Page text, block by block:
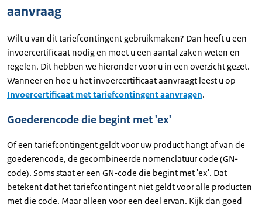
aanvraag
Wilt u van dit tariefcontingent gebruikmaken? Dan heeft u een
invoercertificaat nodig en moet u een aantal zaken weten en
regelen. Dit hebben we hieronder voor u in een overzicht gezet.
Wanneer en hoe u het invoercertificaat aanvraagt leest u op
Invoercertificaat met tariefcontingent aanvragen.
Goederencode die begint met 'ex'
Of een tariefcontingent geldt voor uw product hangt af van de
goederencode, de gecombineerde nomenclatuur code (GN-
code). Soms staat er een GN-code die begint met 'ex'. Dat
betekent dat het tariefcontingent niet geldt voor alle producten
met die code. Maar alleen voor een deel ervan. Kijk dan goed